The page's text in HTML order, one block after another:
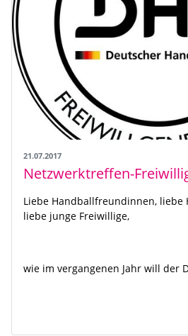
21.07.2017
Liebe Handballfreundinnen, liebe
liebe junge Freiwillige,
wie im vergangenen Jahr will der